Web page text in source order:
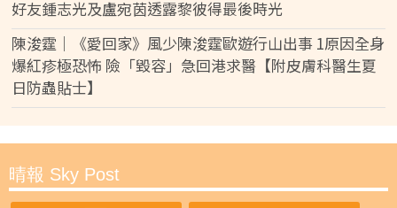
好友鍾志光及盧宛茵透露黎彼得最後時光
陳浚霆｜《愛回家》風少陳浚霆歐遊行山出事 1原因全身
爆紅疹極恐怖 險「毀容」急回港求醫【附皮膚科醫生夏
日防蟲貼士】
晴報 Sky Post